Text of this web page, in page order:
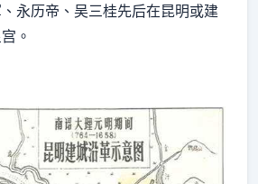
永历帝、吴三桂先后在昆明或建
。